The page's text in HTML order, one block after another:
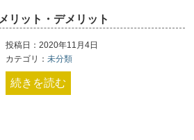
リット・デメリット
投稿日：2020年11月4日
カテゴリ： 未分類
続きを読む